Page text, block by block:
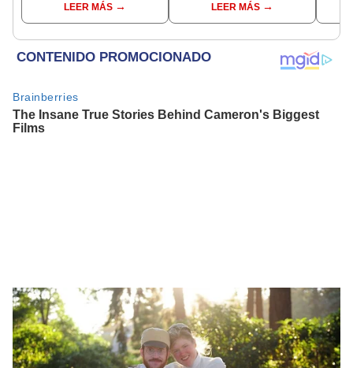
muy fuertes..."
LEER MÁS
caso Naldy Saldaña
LEER MÁS